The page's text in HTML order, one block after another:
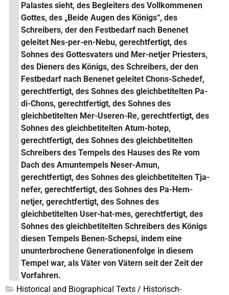
Palastes sieht, des Begleiters des Vollkommenen
Gottes, des „Beide Augen des Königs“, des
Schreibers, der den Festbedarf nach Benenet
geleitet Nes-per-en-Nebu, gerechtfertigt, des
Sohnes des Gottesvaters und Mer-netjer Priesters,
des Dieners des Königs, des Schreibers, der den
Festbedarf nach Benenet geleitet Chons-Schedef,
gerechtfertigt, des Sohnes des gleichbetitelten Pa-
di-Chons, gerechtfertigt, des Sohnes des
gleichbetitelten Mer-Useren-Re, gerechtfertigt, des
Sohnes des gleichbetitelten Atum-hotep,
gerechtfertigt, des Sohnes des gleichbetitelten
Schreibers des Tempels des Hauses des Re vom
Dach des Amuntempels Neser-Amun,
gerechtfertigt, des Sohnes des gleichbetitelten Tja-
nefer, gerechtfertigt, des Sohnes des Pa-Hem-
netjer, gerechtfertigt, des Sohnes des
gleichbetitelten User-hat-mes, gerechtfertigt, des
Sohnes des gleichbetitelten Schreibers des Königs
diesen Tempels Benen-Schepsi, indem eine
ununterbrochene Generationenfolge in diesem
Tempel war, als Väter von Vätern seit der Zeit der
Vorfahren.
Historical and Biographical Texts / Historisch-